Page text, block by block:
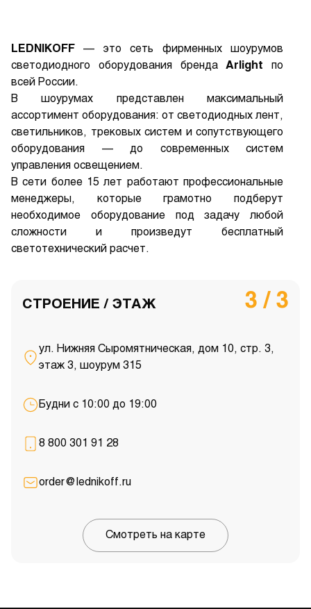
LEDNIKOFF — это сеть фирменных шоурумов
светодиодного оборудования брендаArlight по
всей России.
В шоурумах представлен максимальный
ассортимент оборудования: от светодиодных лент,
светильников, трековых систем и сопутствующего
оборудования — до современных систем
управления освещением.
В сети более 15 лет работают профессиональные
менеджеры, которые грамотно подберут
необходимое оборудование под задачу любой
сложности и произведут бесплатный
светотехнический расчет.
СТРОЕНИЕ / ЭТАЖ 3 / 3
ул. Нижняя Сыромятническая, дом 10, стр. 3,
этаж 3, шоурум 315
Будни с 10:00 до 19:00
8 800 301 91 28
order@lednikoff.ru
Смотреть на карте